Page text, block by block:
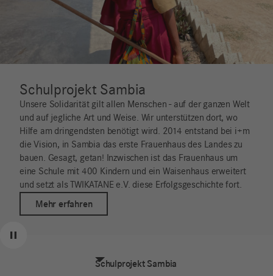
Schulprojekt Sambia
Unsere Solidarität gilt allen Menschen - auf der ganzen Welt
und auf jegliche Art und Weise. Wir unterstützen dort, wo
Hilfe am dringendsten benötigt wird. 2014 entstand bei i+m
die Vision, in Sambia das erste Frauenhaus des Landes zu
bauen. Gesagt, getan! Inzwischen ist das Frauenhaus um
eine Schule mit 400 Kindern und ein Waisenhaus erweitert
und setzt als TWIKATANE e.V. diese Erfolgsgeschichte fort.
Mehr erfahren
Schulprojekt Sambia
Zurück
Weiter
Pause